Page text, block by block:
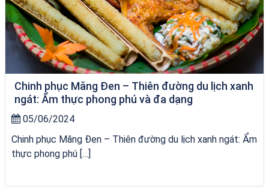
Chinh phục Măng Đen – Thiên đường du lịch xanh
ngát: Ẩm thực phong phú và đa dạng
05/06/2024
Chinh phục Măng Đen – Thiên đường du lịch xanh ngát: Ẩm
thực phong phú […]